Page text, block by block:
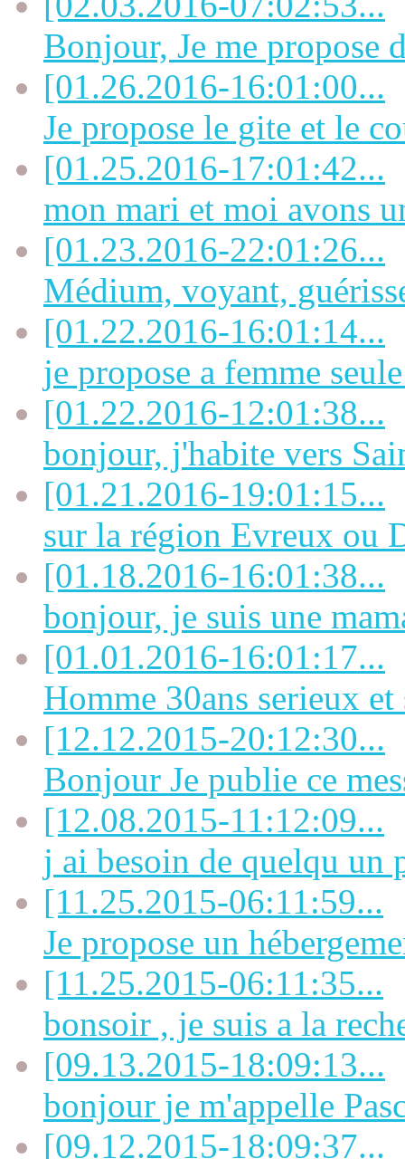
Bonjour, Je me propose
[01.26.2016-16:01:00...
Je propose le gite et le
[01.25.2016-17:01:42...
mon mari et moi avons
[01.23.2016-22:01:26...
Médium, voyant,
[01.22.2016-16:01:14...
je propose a femme
[01.22.2016-12:01:38...
bonjour, j'habite vers
[01.21.2016-19:01:15...
sur la région Evreux ou
[01.18.2016-16:01:38...
bonjour, je suis une
[01.01.2016-16:01:17...
Homme 30ans serieux
[12.12.2015-20:12:30...
Bonjour Je publie ce
[12.08.2015-11:12:09...
j ai besoin de quelqu un
[11.25.2015-06:11:59...
Je propose un
[11.25.2015-06:11:35...
bonsoir , je suis a la
[09.13.2015-18:09:13...
bonjour je m'appelle
[09.12.2015-18:09:37...